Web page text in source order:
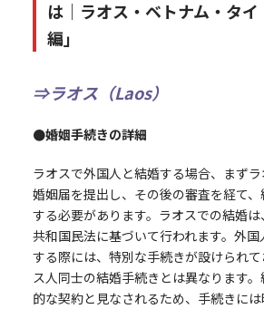
は｜ラオス・ベトナム・タ
編」
⇒ラオス（Laos）
●婚姻手続きの詳細
ラオスで外国人と結婚する場合、まず
婚姻届を提出し、その後の審査を経て
する必要があります。ラオスでの結婚
共和国民法に基づいて行われます。外
する際には、特別な手続きが設けられ
ス人同士の結婚手続きとは異なります
的な契約と見なされるため、手続きに